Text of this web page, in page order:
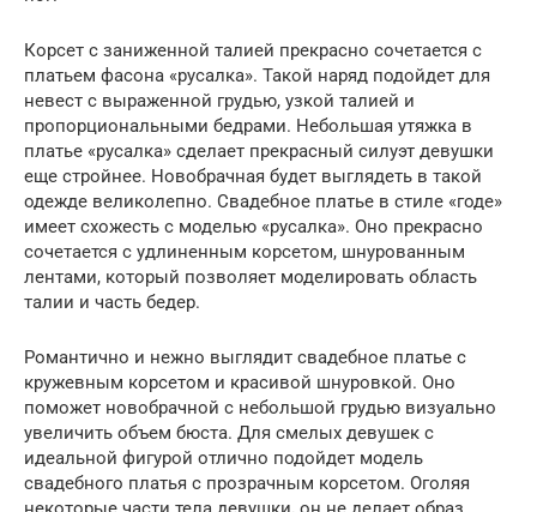
Корсет с заниженной талией прекрасно сочетается с
платьем фасона «русалка». Такой наряд подойдет для
невест с выраженной грудью, узкой талией и
пропорциональными бедрами. Небольшая утяжка в
платье «русалка» сделает прекрасный силуэт девушки
еще стройнее. Новобрачная будет выглядеть в такой
одежде великолепно. Свадебное платье в стиле «годе»
имеет схожесть с моделью «русалка». Оно прекрасно
сочетается с удлиненным корсетом, шнурованным
лентами, который позволяет моделировать область
талии и часть бедер.
Романтично и нежно выглядит свадебное платье с
кружевным корсетом и красивой шнуровкой. Оно
поможет новобрачной с небольшой грудью визуально
увеличить объем бюста. Для смелых девушек с
идеальной фигурой отлично подойдет модель
свадебного платья с прозрачным корсетом. Оголяя